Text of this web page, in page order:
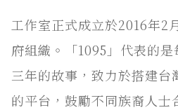
工作室正式成立於2016年2
府組織。「1095」代表的
三年的故事，致力於搭建台
的平台，鼓勵不同族裔人士